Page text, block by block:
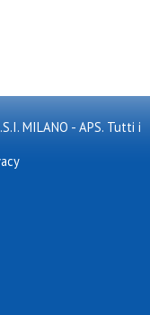
MILANO - APS. Tutti i